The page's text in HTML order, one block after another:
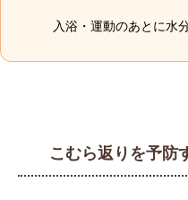
入浴・運動のあとに水
こむら返りを予防